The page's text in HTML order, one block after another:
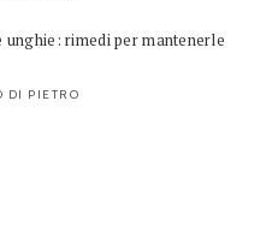
rimedi per mantenerle
DI PIETRO